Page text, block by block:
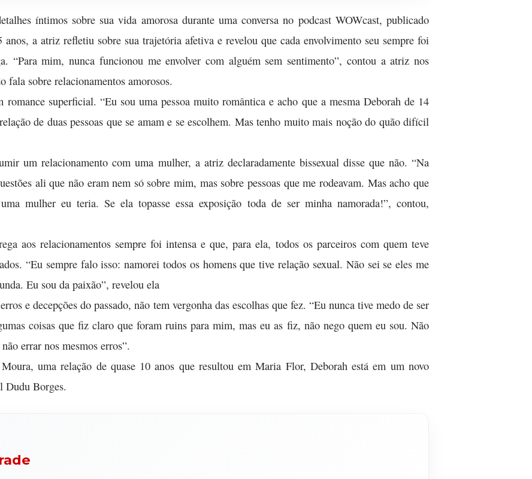
íntimos sobre sua vida amorosa durante uma conversa no podcast WOWcast, publicado
anos, a atriz refletiu sobre sua trajetória afetiva e revelou que cada envolvimento seu sempre foi
“Para mim, nunca funcionou me envolver com alguém sem sentimento”, contou a atriz nos
fala sobre relacionamentos amorosos.
superficial. “Eu sou uma pessoa muito romântica e acho que a mesma Deborah de 14
de duas pessoas que se amam e se escolhem. Mas tenho muito mais noção do quão difícil
um relacionamento com uma mulher, a atriz declaradamente bissexual disse que não. “Na
ali que não eram nem só sobre mim, mas sobre pessoas que me rodeavam. Mas acho que
mulher eu teria. Se ela topasse essa exposição toda de ser minha namorada!”, contou,
aos relacionamentos sempre foi intensa e que, para ela, todos os parceiros com quem teve
“Eu sempre falo isso: namorei todos os homens que tive relação sexual. Não sei se eles me
Eu sou da paixão”, revelou ela
e decepções do passado, não tem vergonha das escolhas que fez. “Eu nunca tive medo de ser
coisas que fiz claro que foram ruins para mim, mas eu as fiz, não nego quem eu sou. Não
errar nos mesmos erros”.
uma relação de quase 10 anos que resultou em Maria Flor, Deborah está em um novo
Dudu Borges.